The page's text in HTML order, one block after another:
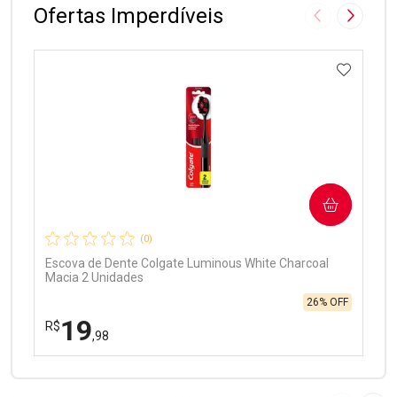
Ofertas Imperdíveis Imagem
(0)
Escova de Dente Colgate Luminous White Charcoal
Macia 2 Unidades
R$19,98
26% OFF
COMPRAR